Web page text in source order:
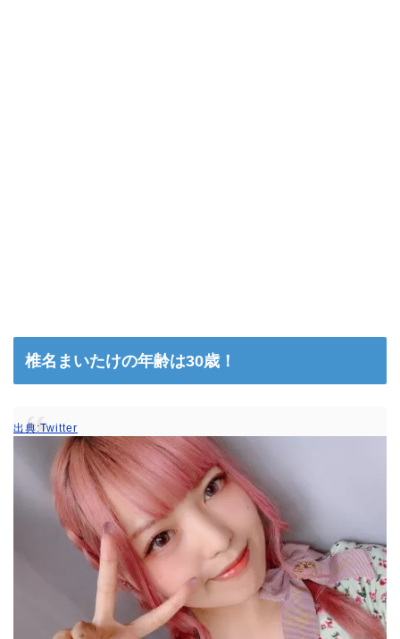
椎名まいたけの年齢は30歳！
出典:Twitter